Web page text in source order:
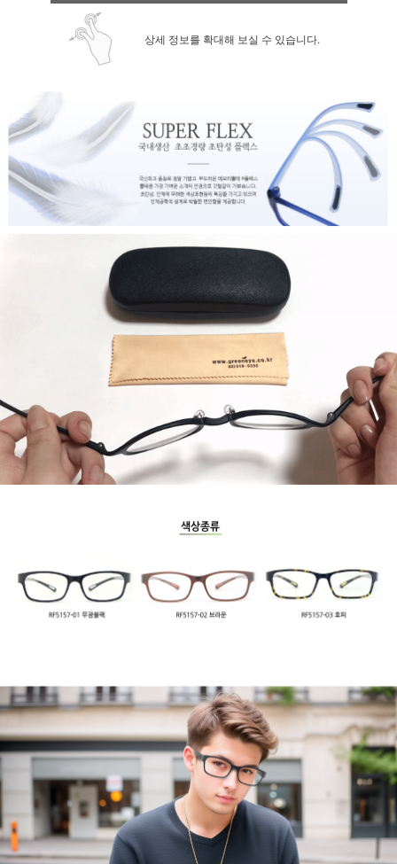
상세 정보를 확대해 보실 수 있습니다.